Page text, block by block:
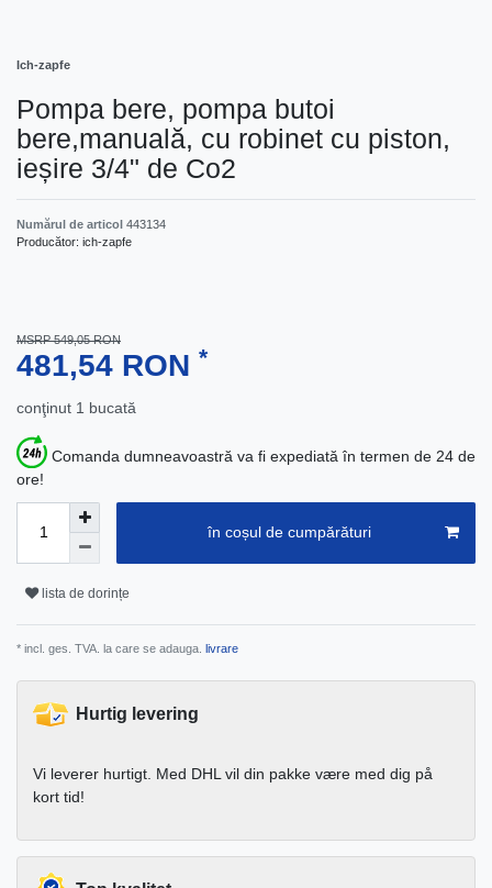
Ich-zapfe
Pompa bere, pompa butoi
bere,manuală, cu robinet cu piston,
ieșire 3/4" de Co2
Numărul de articol 443134
Producător: ich-zapfe
MSRP 549,05 RON
481,54 RON *
conţinut 1 bucată
Comanda dumneavoastră va fi expediată în termen de 24 de
ore!
în coșul de cumpărături
lista de dorințe
* incl. ges. TVA. la care se adauga. livrare
Hurtig levering
Vi leverer hurtigt. Med DHL vil din pakke være med dig på
kort tid!